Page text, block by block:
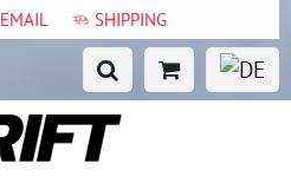
EMAIL SHIPPING